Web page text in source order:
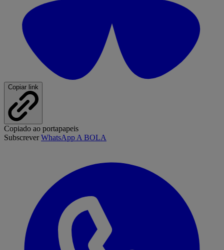
Copiar link
Copiado ao portapapeis
SubscreverWhatsApp A BOLA